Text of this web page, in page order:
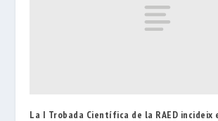
La I Trobada Científica de la RAED incideix